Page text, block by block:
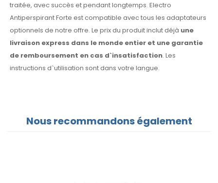
traitée, avec succès et pendant longtemps. Electro
Antiperspirant Forte est compatible avec tous les adaptateurs
optionnels de notre offre. Le prix du produit inclut déjà une
livraison express dans le monde entier et une garantie
de remboursement en cas d`insatisfaction. Les
instructions d`utilisation sont dans votre langue.
Nous recommandons également